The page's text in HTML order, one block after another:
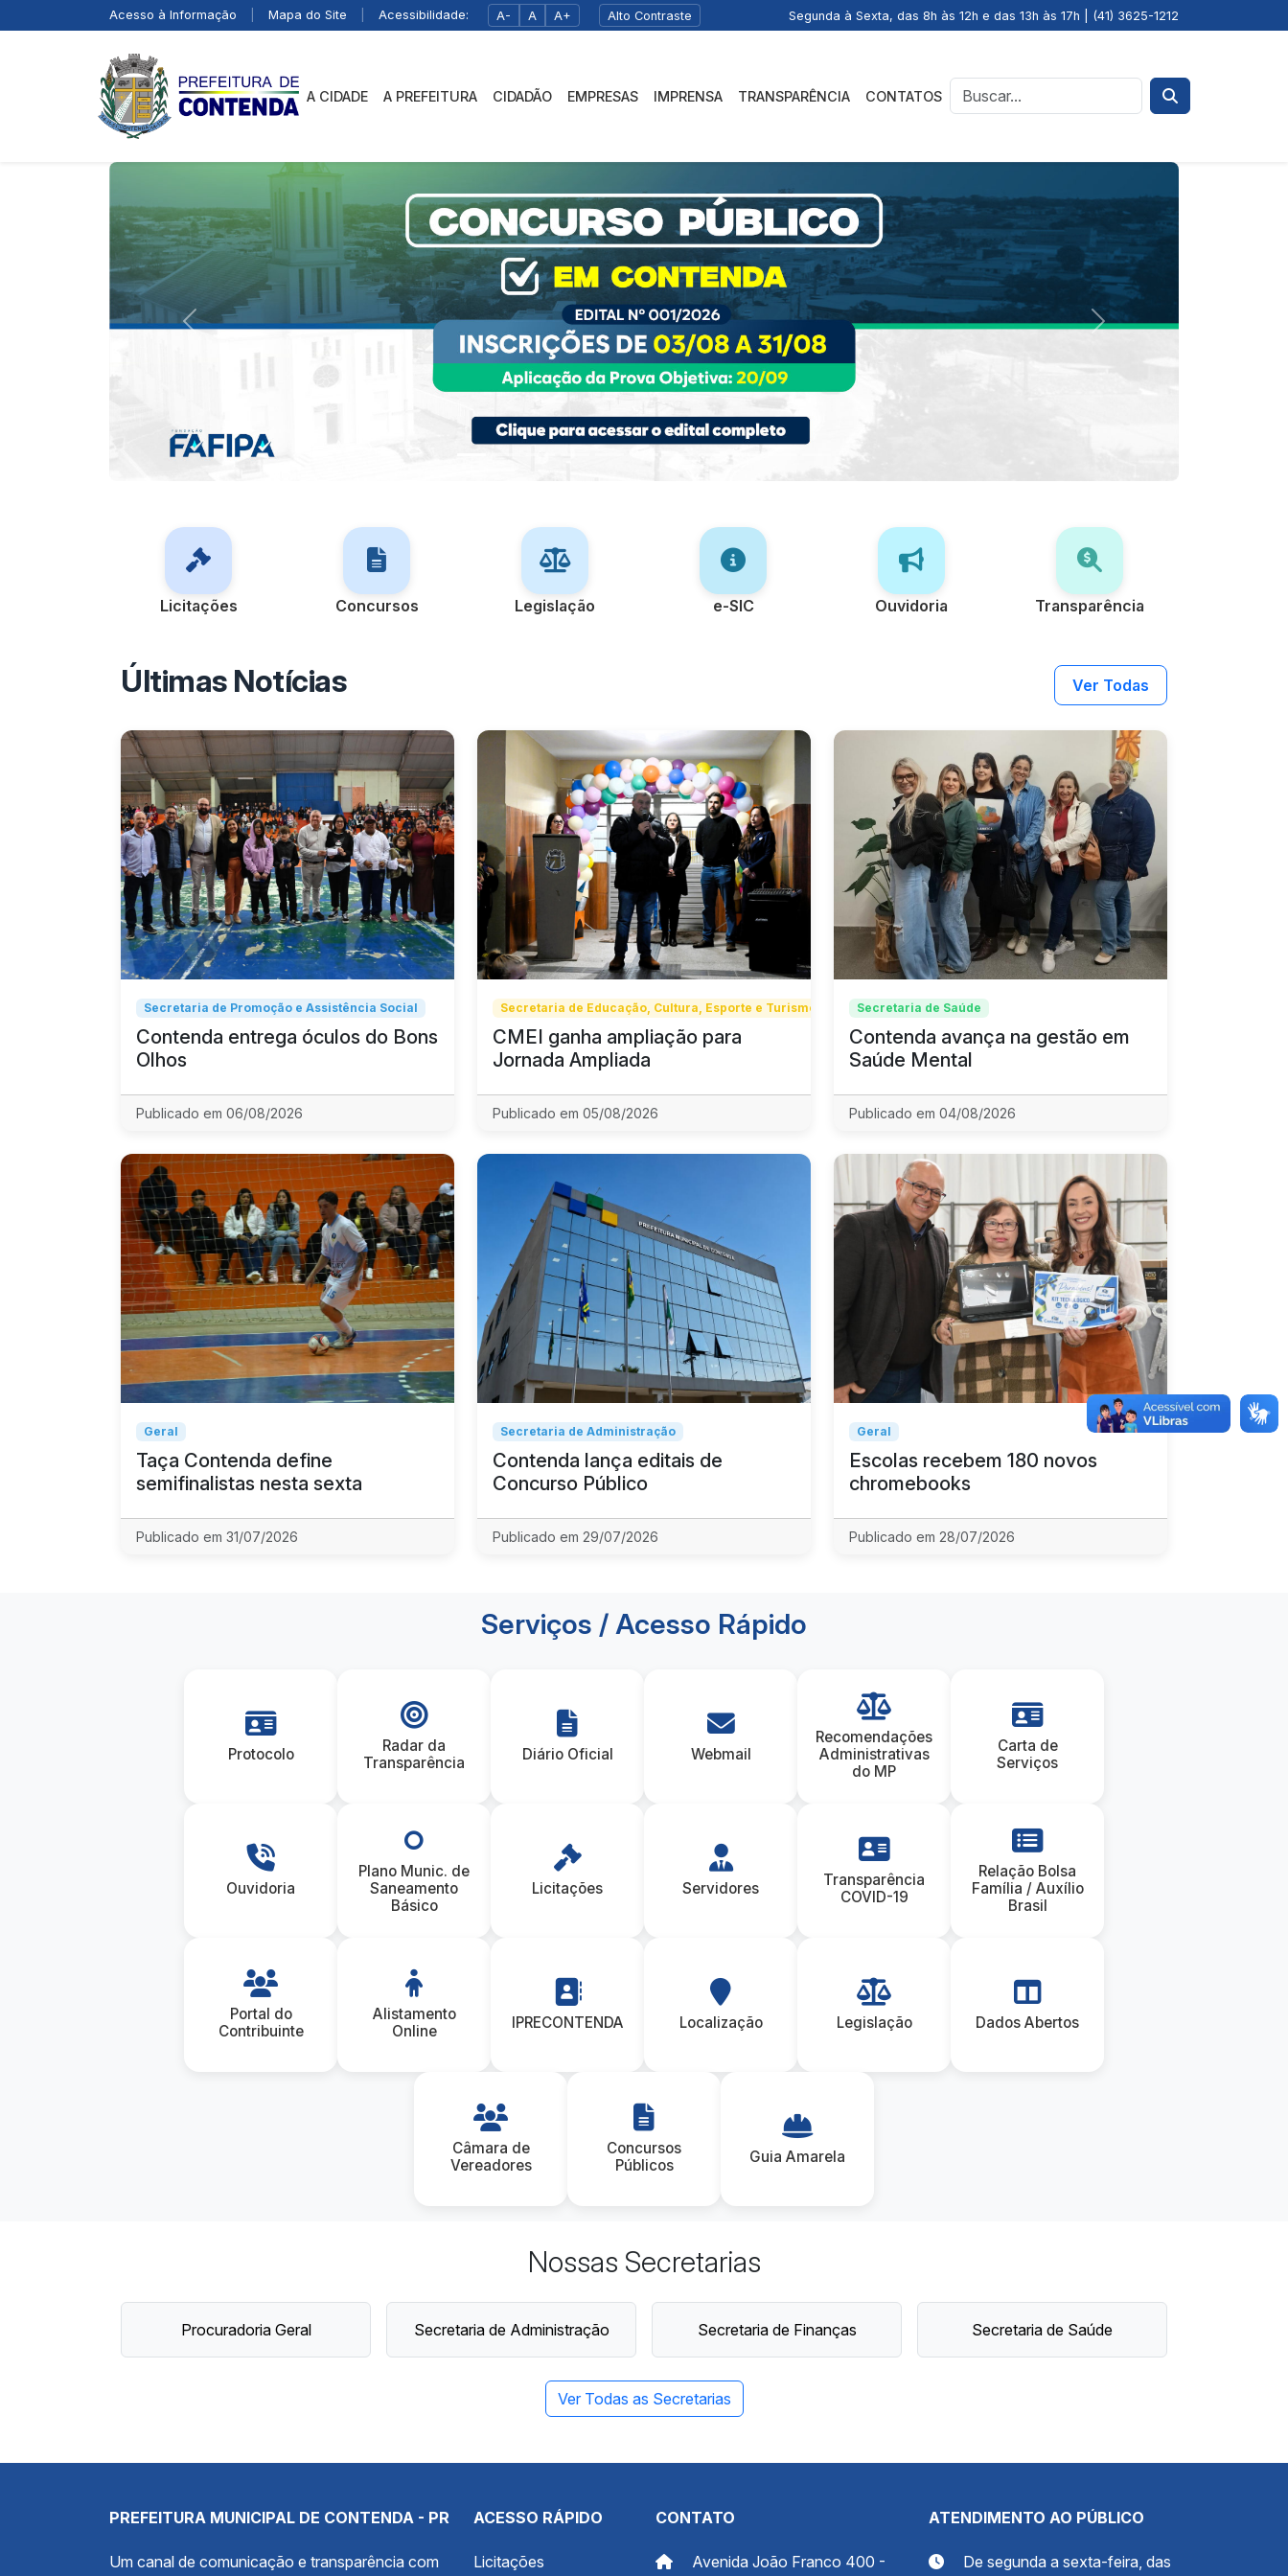
Acesso à Informação Mapa do Site Acessibilidade: A- A A+ Alto Contraste Segunda à Sexta, das 8h às 12h e das 13h às 17h | (41) 3625-1212
A CIDADE A PREFEITURA CIDADÃO EMPRESAS IMPRENSA TRANSPARÊNCIA CONTATOS
Previous Next
Licitações Concursos Legislação e-SIC Ouvidoria Transparência
Últimas Notícias Ver Todas
Secretaria de Promoção e Assistência Social
Contenda entrega óculos do Bons
Olhos
Publicado em 06/08/2026
Secretaria de Educação, Cultura, Esporte e Turismo
CMEI ganha ampliação para
Jornada Ampliada
Publicado em 05/08/2026
Secretaria de Saúde
Contenda avança na gestão em
Saúde Mental
Publicado em 04/08/2026
Geral
Taça Contenda define
semifinalistas nesta sexta
Publicado em 31/07/2026
Secretaria de Administração
Contenda lança editais de
Concurso Público
Publicado em 29/07/2026
Geral
Escolas recebem 180 novos
chromebooks
Publicado em 28/07/2026
Serviços / Acesso Rápido
Protocolo
Radar da
Transparência
Diário Oficial Webmail
Recomendações
Administrativas
do MP
Carta de
Serviços
Ouvidoria
Plano Munic. de
Saneamento
Básico
Licitações Servidores
Transparência
COVID-19
Relação Bolsa
Família / Auxílio
Brasil
Portal do
Contribuinte
Alistamento
Online
IPRECONTENDA Localização Legislação Dados Abertos
Câmara de
Vereadores
Concursos
Públicos
Guia Amarela
Nossas Secretarias
Procuradoria Geral Secretaria de Administração Secretaria de Finanças Secretaria de Saúde
Ver Todas as Secretarias
PREFEITURA MUNICIPAL DE CONTENDA - PR
Um canal de comunicação e transparência com
ACESSO RÁPIDO
Licitações
CONTATO
Avenida João Franco 400 -
ATENDIMENTO AO PÚBLICO
De segunda a sexta-feira, das